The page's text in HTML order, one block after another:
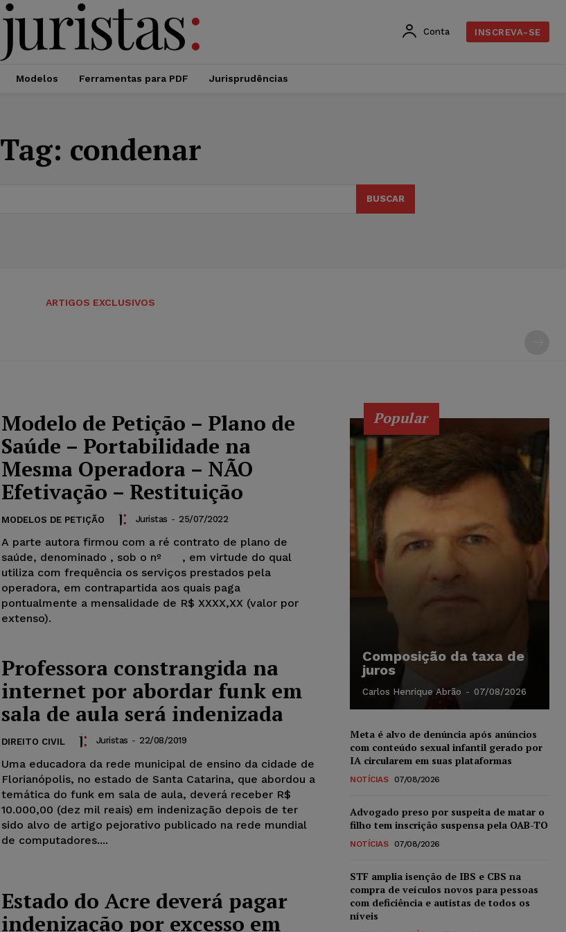
Conta INSCREVA-SE
Modelos Ferramentas para PDF Jurisprudências
Tag: condenar
BUSCAR
ARTIGOS EXCLUSIVOS
Modelo de Petição – Plano de
Saúde – Portabilidade na
Mesma Operadora – NÃO
Efetivação – Restituição
MODELOS DE PETIÇÃO Juristas - 25/07/2022
A parte autora firmou com a ré contrato de plano de
saúde, denominado , sob o nº , em virtude do qual
utiliza com frequência os serviços prestados pela
operadora, em contrapartida aos quais paga
pontualmente a mensalidade de R$ XXXX,XX (valor por
extenso).
Professora constrangida na
internet por abordar funk em
sala de aula será indenizada
DIREITO CIVIL Juristas - 22/08/2019
Uma educadora da rede municipal de ensino da cidade de
Florianópolis, no estado de Santa Catarina, que abordou a
temática do funk em sala de aula, deverá receber R$
10.000,00 (dez mil reais) em indenização depois de ter
sido alvo de artigo pejorativo publicado na rede mundial
de computadores....
Estado do Acre deverá pagar
indenização por excesso em
Popular
Composição da taxa de
juros
Carlos Henrique Abrão - 07/08/2026
Meta é alvo de denúncia após anúncios
com conteúdo sexual infantil gerado por
IA circularem em suas plataformas
NOTÍCIAS 07/08/2026
Advogado preso por suspeita de matar o
filho tem inscrição suspensa pela OAB-TO
NOTÍCIAS 07/08/2026
STF amplia isenção de IBS e CBS na
compra de veículos novos para pessoas
com deficiência e autistas de todos os
níveis